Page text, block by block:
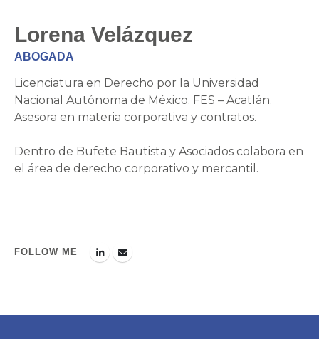
Lorena Velázquez
ABOGADA
Licenciatura en Derecho por la Universidad
Nacional Autónoma de México. FES – Acatlán.
Asesora en materia corporativa y contratos.
Dentro de Bufete Bautista y Asociados colabora en
el área de derecho corporativo y mercantil.
FOLLOW ME